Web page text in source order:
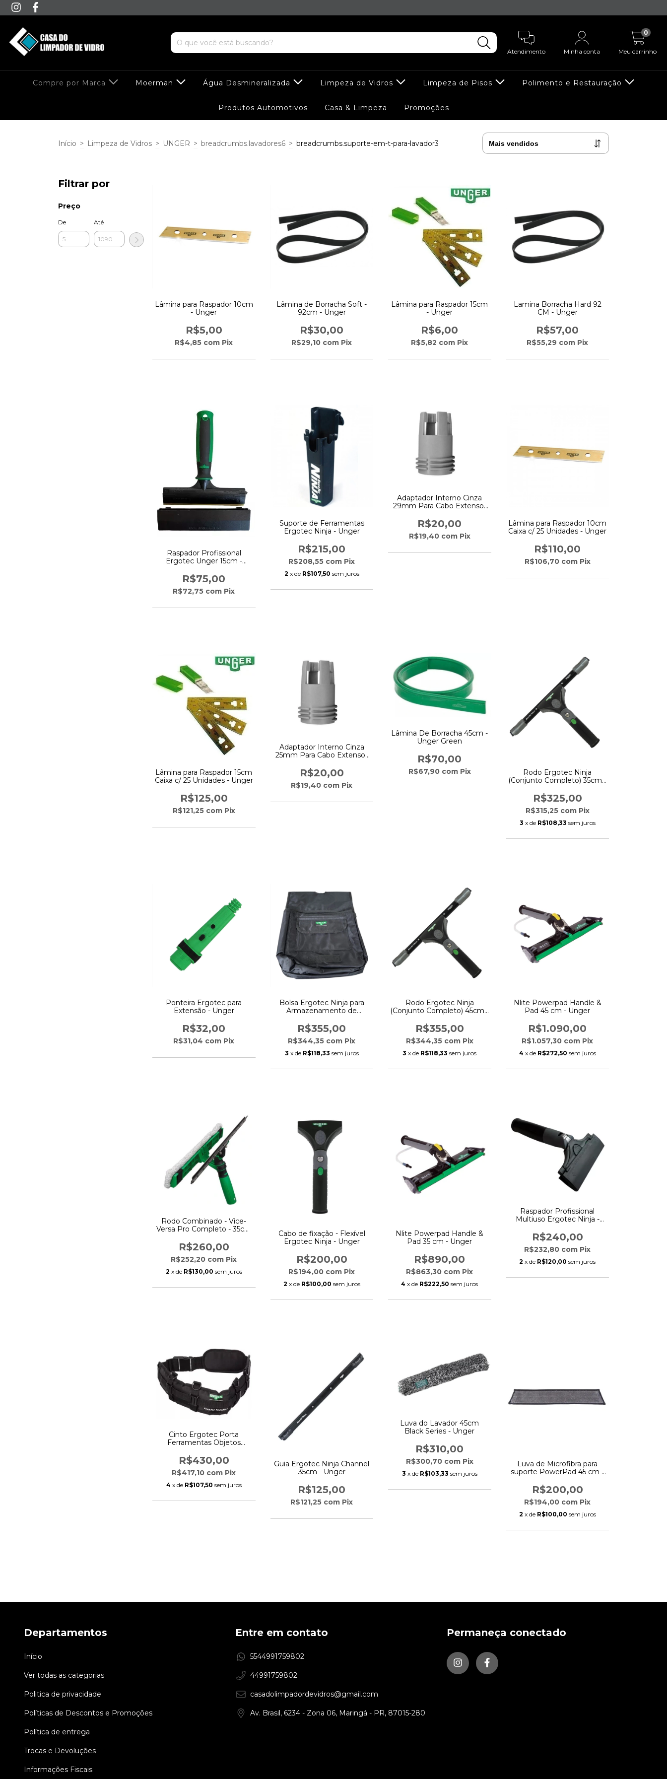
Atendimento Minha conta Meu carrinho
0
Compre por Marca Moerman Água Desmineralizada Limpeza de Vidros Limpeza de Pisos Polimento e Restauração
Produtos Automotivos Casa & Limpeza Promoções
Início > Limpeza de Vidros > UNGER > breadcrumbs.lavadores6 > breadcrumbs.suporte-em-t-para-lavador3
Filtrar por
Preço
De Até
Lâmina para Raspador 10cm
- Unger
R$5,00
R$4,85 com Pix
Lâmina de Borracha Soft -
92cm - Unger
R$30,00
R$29,10 com Pix
Lâmina para Raspador 15cm
- Unger
R$6,00
R$5,82 com Pix
Lamina Borracha Hard 92
CM - Unger
R$57,00
R$55,29 com Pix
Raspador Profissional
Ergotec Unger 15cm -
R$75,00
R$72,75 com Pix
Suporte de Ferramentas
Ergotec Ninja - Unger
R$215,00
R$208,55 com Pix
2 x de R$107,50 sem juros
Adaptador Interno Cinza
29mm Para Cabo Extensor
R$20,00
R$19,40 com Pix
Lâmina para Raspador 10cm
Caixa c/ 25 Unidades - Unger
R$110,00
R$106,70 com Pix
Lâmina para Raspador 15cm
Caixa c/ 25 Unidades - Unger
R$125,00
R$121,25 com Pix
Adaptador Interno Cinza
25mm Para Cabo Extensor
R$20,00
R$19,40 com Pix
Lâmina De Borracha 45cm -
Unger Green
R$70,00
R$67,90 com Pix
Rodo Ergotec Ninja
(Conjunto Completo) 35cm -
R$325,00
R$315,25 com Pix
3 x de R$108,33 sem juros
Ponteira Ergotec para
Extensão - Unger
R$32,00
R$31,04 com Pix
Bolsa Ergotec Ninja para
Armazenamento de
R$355,00
R$344,35 com Pix
3 x de R$118,33 sem juros
Rodo Ergotec Ninja
(Conjunto Completo) 45cm -
R$355,00
R$344,35 com Pix
3 x de R$118,33 sem juros
Nlite Powerpad Handle &
Pad 45 cm - Unger
R$1.090,00
R$1.057,30 com Pix
4 x de R$272,50 sem juros
Rodo Combinado - Vice-
Versa Pro Completo - 35cm
R$260,00
R$252,20 com Pix
2 x de R$130,00 sem juros
Cabo de fixação - Flexível
Ergotec Ninja - Unger
R$200,00
R$194,00 com Pix
2 x de R$100,00 sem juros
Nlite Powerpad Handle &
Pad 35 cm - Unger
R$890,00
R$863,30 com Pix
4 x de R$222,50 sem juros
Raspador Profissional
Multiuso Ergotec Ninja -
R$240,00
R$232,80 com Pix
2 x de R$120,00 sem juros
Cinto Ergotec Porta
Ferramentas Objetos
R$430,00
R$417,10 com Pix
4 x de R$107,50 sem juros
Guia Ergotec Ninja Channel
35cm - Unger
R$125,00
R$121,25 com Pix
Luva do Lavador 45cm
Black Series - Unger
R$310,00
R$300,70 com Pix
3 x de R$103,33 sem juros
Luva de Microfibra para
suporte PowerPad 45 cm -
R$200,00
R$194,00 com Pix
2 x de R$100,00 sem juros
Departamentos
Início
Ver todas as categorias
Politica de privacidade
Políticas de Descontos e Promoções
Política de entrega
Trocas e Devoluções
Informações Fiscais
Entre em contato
5544991759802
44991759802
casadolimpadordevidros@gmail.com
Av. Brasil, 6234 - Zona 06, Maringá - PR, 87015-280
Permaneça conectado